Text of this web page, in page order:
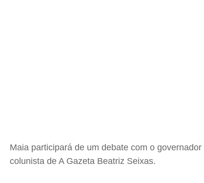
Maia participará de um debate com o governador
colunista de A Gazeta Beatriz Seixas.